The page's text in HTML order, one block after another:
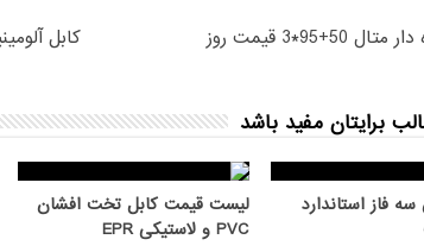
50+95*3 قیمت روز
برایتان مفید باشد
فاز استاندارد
لیست قیمت کابل تخت افشان
PVC و لاستیکی EPR